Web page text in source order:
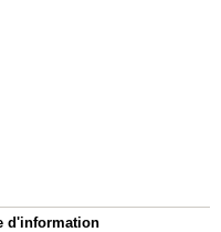
d'information